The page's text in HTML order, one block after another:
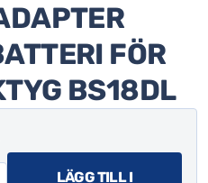
FÖR
BS18DL
LÄGG TILL I